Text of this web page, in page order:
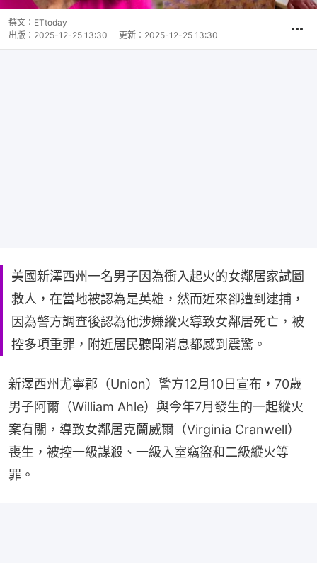
撰文： ETtoday
出版： 2025-12-25 13:30 更新： 2025-12-25 13:30
美國新澤西州一名男子因為衝入起火的女鄰居家試圖
救人，在當地被認為是英雄，然而近來卻遭到逮捕，
因為警方調查後認為他涉嫌縱火導致女鄰居死亡，被
控多項重罪，附近居民聽聞消息都感到震驚。
新澤西州尤寧郡（Union）警方12月10日宣布，70歲
男子阿爾（William Ahle）與今年7月發生的一起縱火
案有關，導致女鄰居克蘭威爾（Virginia Cranwell）
喪生，被控一級謀殺、一級入室竊盜和二級縱火等
罪。